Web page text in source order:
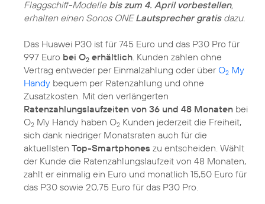
Flaggschiff-Modelle bis zum 4. April vorbestellen,
erhalten einen Sonos ONELautsprecher gratisdazu.
Das Huawei P30 ist für 745 Euro und das P30 Pro für
997 Euro bei O2 erhältlich . Kunden zahlen ohne
Vertrag entweder per Einmalzahlung oder überO2 My
Handy bequem per Ratenzahlung und ohne
Zusatzkosten. Mit den verlängerten
Ratenzahlungslaufzeiten von 36 und 48 Monaten bei
O2 My Handy haben O2 Kunden jederzeit die Freiheit,
sich dank niedriger Monatsraten auch für die
aktuellsten Top-Smartphones zu entscheiden. Wählt
der Kunde die Ratenzahlungslaufzeit von 48 Monaten,
zahlt er einmalig ein Euro und monatlich 15,50 Euro für
das P30 sowie 20,75 Euro für das P30 Pro.